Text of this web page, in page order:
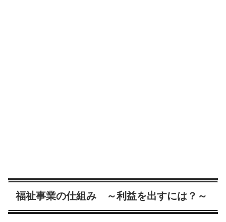
福祉事業の仕組み ～利益を出すには？～